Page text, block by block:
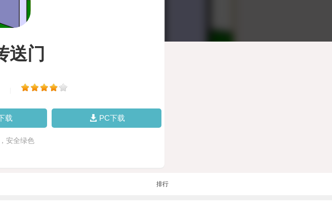
送门
载 PC下载
安全绿色
排行